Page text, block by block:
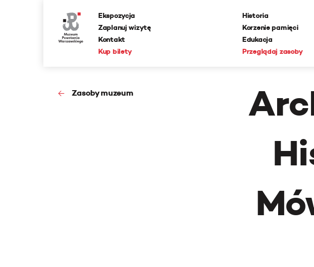
Ekspozycja
Zaplanuj wizytę
Kontakt
Kup bilety
Historia
Korzenie pamięci
Edukacja
Przeglądaj zasoby
Zasoby muzeum